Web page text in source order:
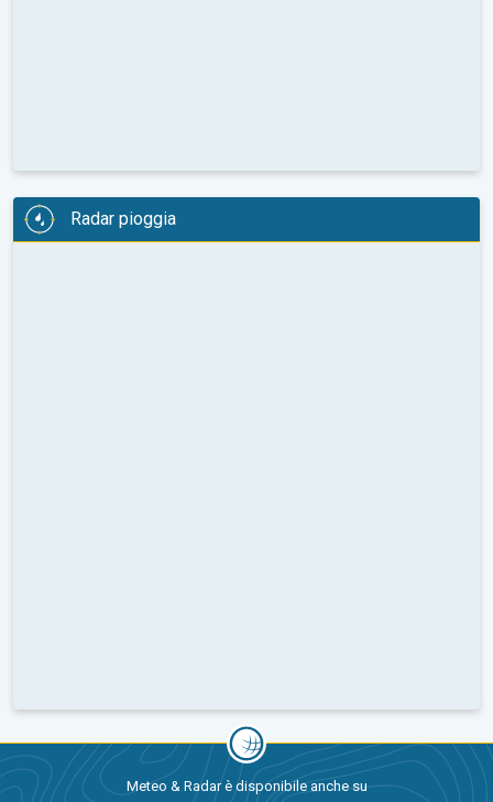
Radar pioggia
Meteo & Radar è disponibile anche su